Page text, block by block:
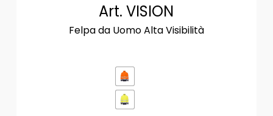
Art. VISION
Felpa da Uomo Alta Visibilità